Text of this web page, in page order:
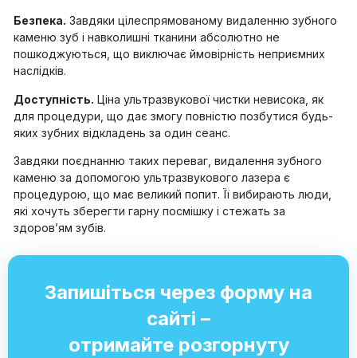
Безпека. Завдяки цілеспрямованому видаленню зубного
каменю зуб і навколишні тканини абсолютно не
пошкоджуються, що виключає ймовірність неприємних
наслідків.
Доступність. Ціна ультразвукової чистки невисока, як
для процедури, що дає змогу повністю позбутися будь-
яких зубних відкладень за один сеанс.
Завдяки поєднанню таких переваг, видалення зубного
каменю за допомогою ультразвукового лазера є
процедурою, що має великий попит. Її вибирають люди,
які хочуть зберегти гарну посмішку і стежать за
здоров’ям зубів.
Запишіться через форму на
сайті –
отримайте розгорнуту